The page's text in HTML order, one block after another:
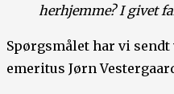
herhjemme? I givet
Spørgsmålet har vi
emeritus Jørn